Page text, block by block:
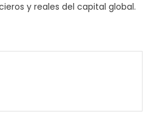
y reales del capital global.